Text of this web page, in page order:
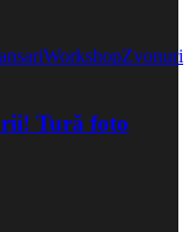
WorkshopZvonuri
Tură foto